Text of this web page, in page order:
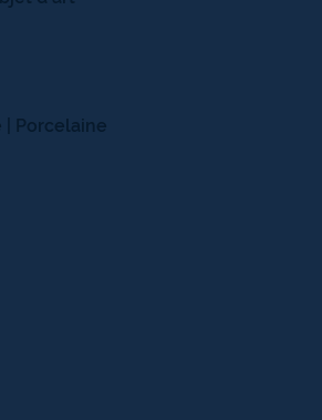
| Porcelaine